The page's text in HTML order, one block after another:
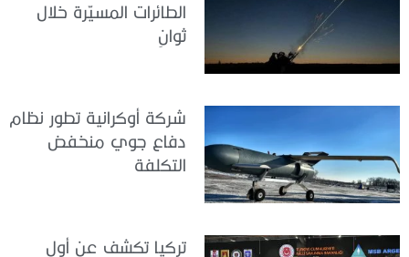
الطائرات المسيّرة خلال
ثوانٍ
شركة أوكرانية تطور نظام
دفاع جوي منخفض
التكلفة
تركيا تكشف عن أول